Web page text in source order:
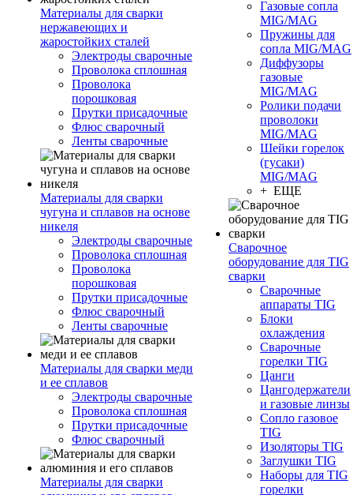
Материалы для сварки
нержавеющих и
жаростойких сталей
Электроды сварочные
Проволока сплошная
Проволока
порошковая
Прутки присадочные
Флюс сварочный
Ленты сварочные
Материалы для сварки
чугуна и сплавов на основе
никеля
Электроды сварочные
Проволока сплошная
Проволока
порошковая
Прутки присадочные
Флюс сварочный
Ленты сварочные
Материалы для сварки меди
и ее сплавов
Электроды сварочные
Проволока сплошная
Прутки присадочные
Флюс сварочный
Материалы для сварки
Газовые сопла
MIG/MAG
Пружины для
сопла MIG/MAG
Диффузоры
газовые
MIG/MAG
Ролики подачи
проволоки
MIG/MAG
Шейки горелок
(гусаки)
MIG/MAG
+ ЕЩЕ
Сварочное
оборудование для TIG
сварки
Сварочные
аппараты TIG
Блоки
охлаждения
Сварочные
горелки TIG
Цанги
Цангодержатели
и газовые линзы
Сопло газовое
TIG
Изоляторы TIG
Заглушки TIG
Наборы для TIG
горелки